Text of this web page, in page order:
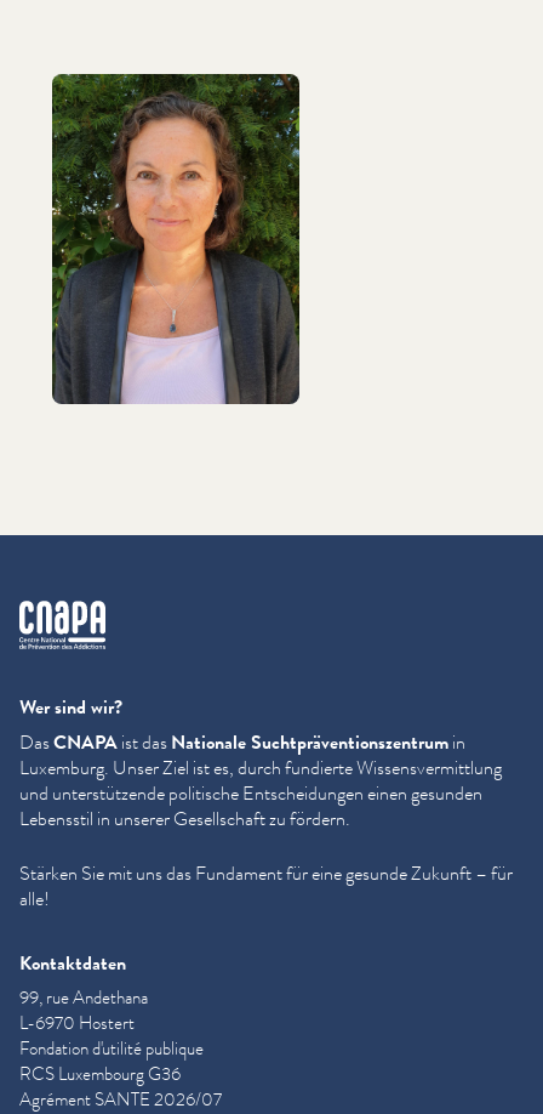
cnapa
Wer sind wir?
DasCNAPAist dasNationale Sucht­präven­tion­szen­trumin
Luxemburg. Unser Ziel ist es, durch fundierte Wis­sensver­mit­tlung
und unter­stützende politische Entschei­dun­gen einen gesunden
Lebensstil in unserer Gesellschaft zu fördern.
Stärken Sie mit uns das Fundament für eine gesunde Zukunft – für
alle!
Kontaktdaten
99, rue Andethana
L-6970 Hostert
Fondation d'utilité publique
RCS Luxembourg G36
Agrément SANTE 2026/07